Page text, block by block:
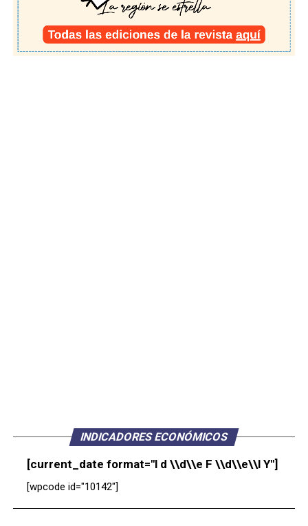
INDICADORES ECONÓMICOS
[current_date format="l d \\d\\e F \\d\\e\\l Y"]
[wpcode id="10142"]